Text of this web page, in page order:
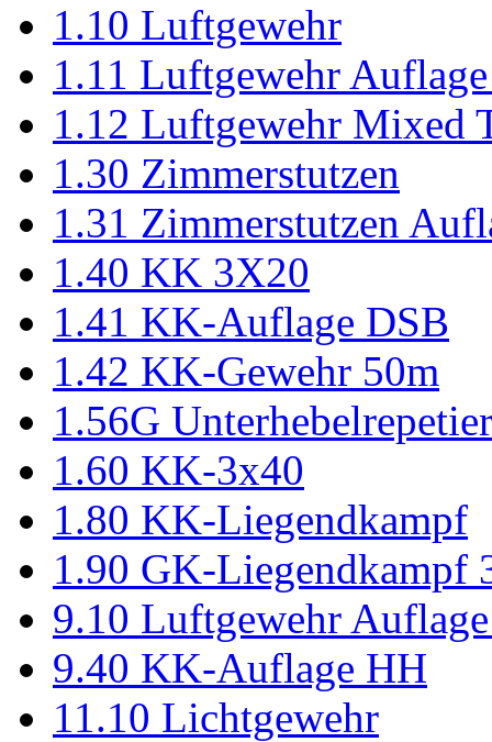
1.10 Luftgewehr
1.11 Luftgewehr
1.12 Luftgewehr Mixed
1.30 Zimmerstutzen
1.31 Zimmerstutzen
1.40 KK 3X20
1.41 KK-Auflage DSB
1.42 KK-Gewehr 50m
1.56G
1.60 KK-3x40
1.80 KK-Liegendkampf
1.90 GK-Liegendkampf
9.10 Luftgewehr
9.40 KK-Auflage HH
11.10 Lichtgewehr